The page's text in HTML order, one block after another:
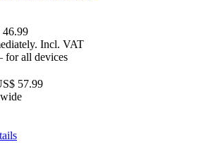
46.99
Incl. VAT
for all devices
57.99